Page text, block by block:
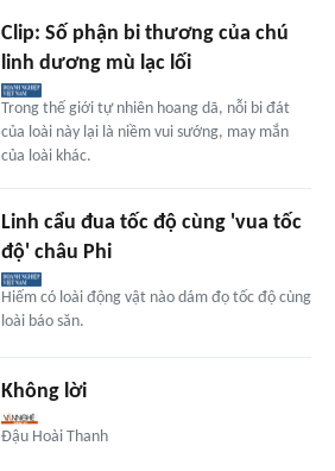
Clip: Số phận bi thương của chú
linh dương mù lạc lối
Trong thế giới tự nhiên hoang dã, nỗi bi đát
của loài này lại là niềm vui sướng, may mắn
của loài khác.
Linh cẩu đua tốc độ cùng 'vua tốc
độ' châu Phi
Hiếm có loài động vật nào dám đọ tốc độ cùng
loài báo săn.
Không lời
Đậu Hoài Thanh